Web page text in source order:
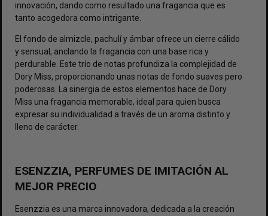
innovación, dando como resultado una fragancia que es
tanto acogedora como intrigante.
El fondo de almizcle, pachulí y ámbar ofrece un cierre cálido
y sensual, anclando la fragancia con una base rica y
perdurable. Este trío de notas profundiza la complejidad de
Dory Miss, proporcionando unas notas de fondo suaves pero
poderosas. La sinergia de estos elementos hace de Dory
Miss una fragancia memorable, ideal para quien busca
expresar su individualidad a través de un aroma distinto y
lleno de carácter.
ESENZZIA, PERFUMES DE IMITACIÓN AL
MEJOR PRECIO
Esenzzia es una marca innovadora, dedicada a la creación